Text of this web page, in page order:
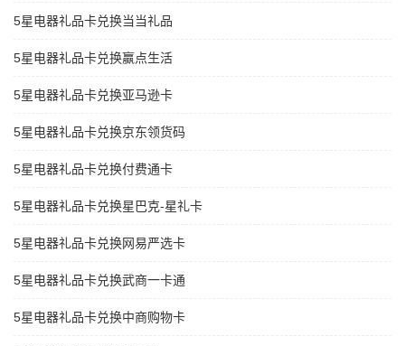
5星电器礼品卡兑换当当礼品
5星电器礼品卡兑换赢点生活
5星电器礼品卡兑换亚马逊卡
5星电器礼品卡兑换京东领货码
5星电器礼品卡兑换付费通卡
5星电器礼品卡兑换星巴克-星礼卡
5星电器礼品卡兑换网易严选卡
5星电器礼品卡兑换武商一卡通
5星电器礼品卡兑换中商购物卡